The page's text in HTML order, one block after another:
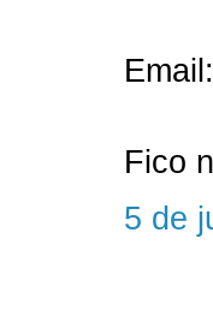
Fico
5 de